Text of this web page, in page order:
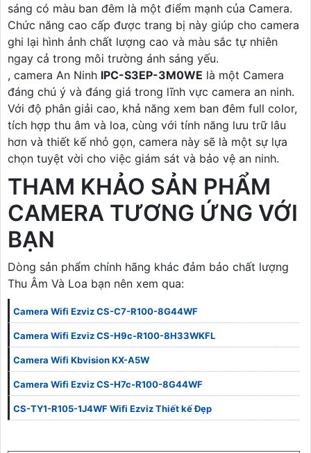
sáng có màu ban đêm là một điểm mạnh của Camera.
Chức năng cao cấp được trang bị này giúp cho camera
ghi lại hình ảnh chất lượng cao và màu sắc tự nhiên
ngay cả trong môi trường ánh sáng yếu.
, camera An Ninh IPC-S3EP-3M0WE là một Camera
đáng chú ý và đáng giá trong lĩnh vực camera an ninh.
Với độ phân giải cao, khả năng xem ban đêm full color,
tích hợp thu âm và loa, cùng với tính năng lưu trữ lâu
hơn và thiết kế nhỏ gọn, camera này sẽ là một sự lựa
chọn tuyệt vời cho việc giám sát và bảo vệ an ninh.
THAM KHẢO SẢN PHẨM
CAMERA TƯƠNG ỨNG VỚI
BẠN
Dòng sản phẩm chính hãng khác đảm bảo chất lượng
Thu Âm Và Loa bạn nên xem qua:
Camera Wifi Ezviz CS-C7-R100-8G44WF
Camera Wifi Ezviz CS-H9c-R100-8H33WKFL
Camera Wifi Kbvision KX-A5W
Camera Wifi Ezviz CS-H7c-R100-8G44WF
CS-TY1-R105-1J4WF Wifi Ezviz Thiết kế Đẹp